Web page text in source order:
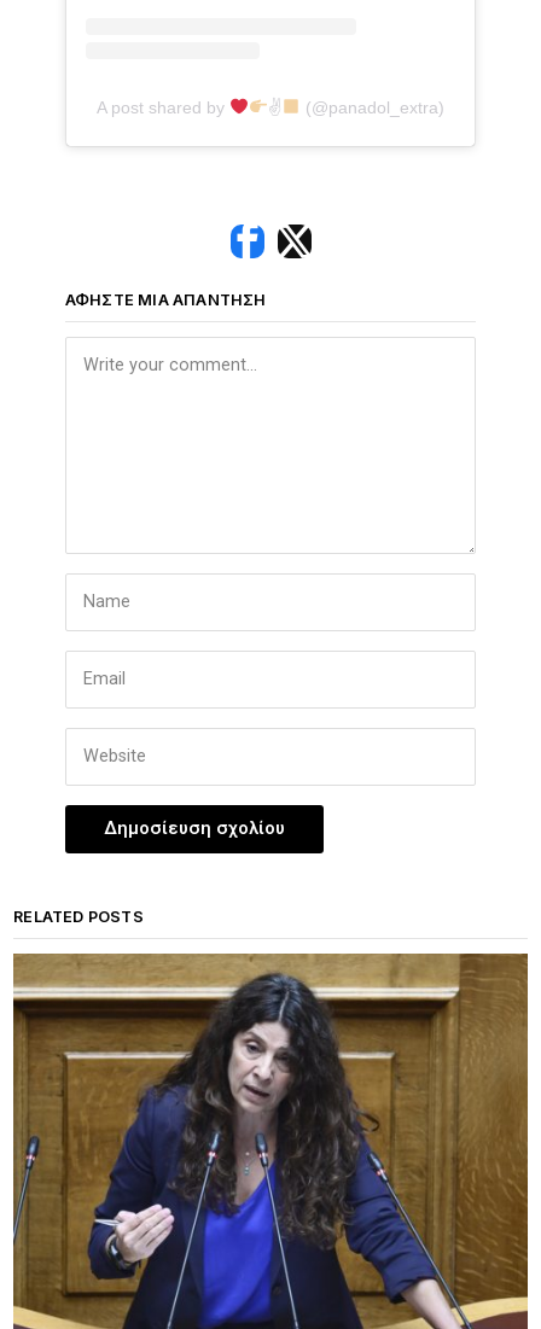
A post shared by ✌ (@panadol_extra)
ΑΦΉΣΤΕ ΜΙΑ ΑΠΆΝΤΗΣΗ
RELATED POSTS